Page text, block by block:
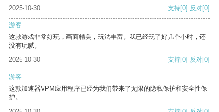
2025-10-30
支持[0] 反对[0]
游客
这款游戏非常好玩，画面精美，玩法丰富。我已经玩了好几个小时，还
没有玩腻。
2025-10-30
支持[0] 反对[0]
游客
这款加速器VPM应用程序已经为我们带来了无限的隐私保护和安全性保
护。